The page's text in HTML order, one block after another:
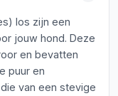
los zijn een
jouw hond. Deze
en bevatten
puur en
van een stevige